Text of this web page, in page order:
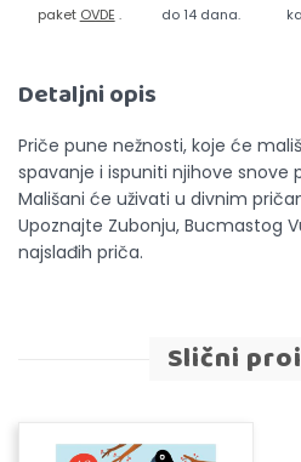
paket OVDE .
do 14 dana.
Detaljni opis
Priče pune nežnosti, koje će
spavanje i ispuniti njihove snove
Mališani će uživati u divnim
Upoznajte Zubonju, Bucmastog
najslađih priča.
Slični